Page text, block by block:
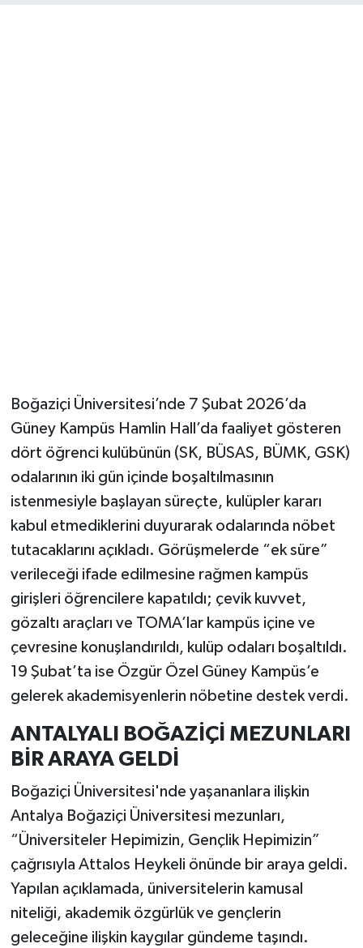
Boğaziçi Üniversitesi’nde 7 Şubat 2026’da
Güney Kampüs Hamlin Hall’da faaliyet gösteren
dört öğrenci kulübünün (SK, BÜSAS, BÜMK, GSK)
odalarının iki gün içinde boşaltılmasının
istenmesiyle başlayan süreçte, kulüpler kararı
kabul etmediklerini duyurarak odalarında nöbet
tutacaklarını açıkladı. Görüşmelerde “ek süre”
verileceği ifade edilmesine rağmen kampüs
girişleri öğrencilere kapatıldı; çevik kuvvet,
gözaltı araçları ve TOMA’lar kampüs içine ve
çevresine konuşlandırıldı, kulüp odaları boşaltıldı.
19 Şubat’ta ise Özgür Özel Güney Kampüs’e
gelerek akademisyenlerin nöbetine destek verdi.
ANTALYALI BOĞAZİÇİ MEZUNLARI
BİR ARAYA GELDİ
Boğaziçi Üniversitesi'nde yaşananlara ilişkin
Antalya Boğaziçi Üniversitesi mezunları,
“Üniversiteler Hepimizin, Gençlik Hepimizin”
çağrısıyla Attalos Heykeli önünde bir araya geldi.
Yapılan açıklamada, üniversitelerin kamusal
niteliği, akademik özgürlük ve gençlerin
geleceğine ilişkin kaygılar gündeme taşındı.